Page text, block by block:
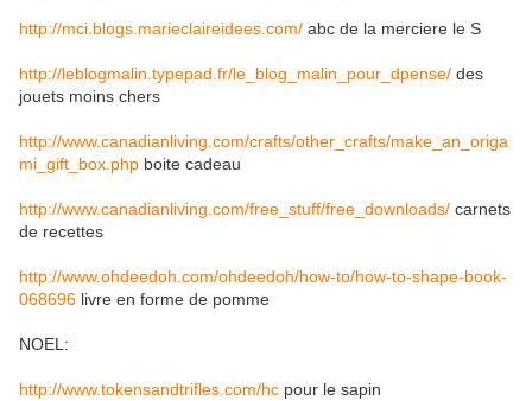
http://mci.blogs.marieclaireidees.com/ abc de la merciere le S
http://leblogmalin.typepad.fr/le_blog_malin_pour_dpense/ des
jouets moins chers
http://www.canadianliving.com/crafts/other_crafts/make_an_origa
mi_gift_box.php boite cadeau
http://www.canadianliving.com/free_stuff/free_downloads/ carnets
de recettes
http://www.ohdeedoh.com/ohdeedoh/how-to/how-to-shape-book-
068696 livre en forme de pomme
NOEL:
http://www.tokensandtrifles.com/hc pour le sapin